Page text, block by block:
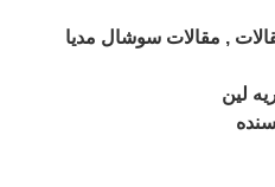
, مقالات سوشال مدیا
لین